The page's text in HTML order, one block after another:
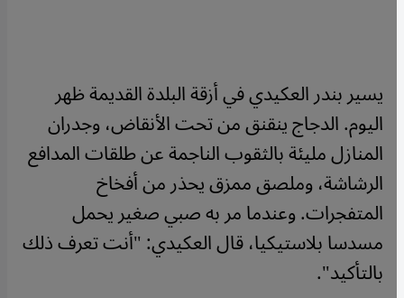
يسير بندر العكيدي في أزقة البلدة القديمة ظهر
اليوم. الدجاج ينقنق من تحت الأنقاض، وجدران
المنازل مليئة بالثقوب الناجمة عن طلقات المدافع
الرشاشة، وملصق ممزق يحذر من أفخاخ
المتفجرات. وعندما مر به صبي صغير يحمل
مسدسا بلاستيكيا، قال العكيدي: "أنت تعرف ذلك
بالتأكيد".